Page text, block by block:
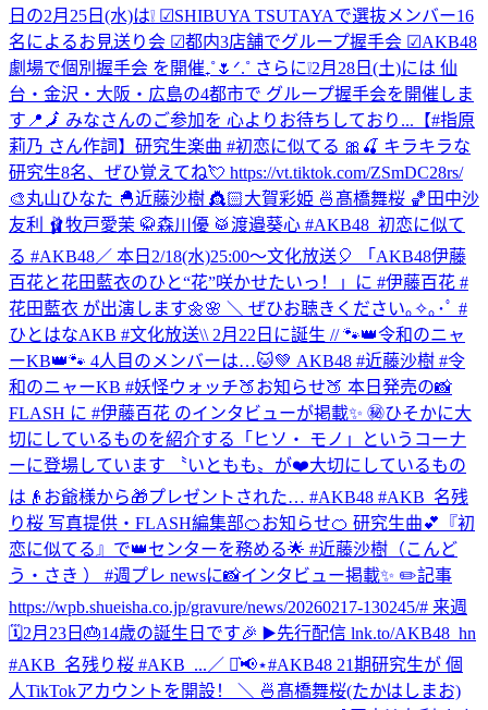
日の2月25日(水)は❕ ☑︎SHIBUYA TSUTAYAで選抜メンバー16
名によるお見送り会 ☑︎都内3店舗でグループ握手会 ☑︎AKB48
劇場で個別握手会 を開催₊˚🌷ᐟ.˚ さらに❕2月28日(土)には 仙
台・金沢・大阪・広島の4都市で グループ握手会を開催しま
す📍🗾 みなさんのご参加を 心よりお待ちしており... 【#指原
莉乃 さん作詞】研究生楽曲 #初恋に似てる 🎀🍒 キラキラな
研究生8名、ぜひ覚えてね💘 https://vt.tiktok.com/ZSmDC28rs/
🎨丸山ひなた 🐣近藤沙樹 👸🏻大賀彩姫 🍜髙橋舞桜 🏀田中沙
友利 🩰牧戸愛茉 🥋森川優 🥁渡邉葵心 #AKB48_初恋に似て
る #AKB48／ 本日2/18(水)25:00～文化放送🎈 「AKB48伊藤
百花と花田藍衣のひと“花”咲かせたいっ！」に #伊藤百花 #
花田藍衣 が出演します🌼🌸 ＼ ぜひお聴きください｡✧｡･ﾟ #
ひとはなAKB #文化放送\\ 2月22日に誕生 // 🐾👑令和のニャ
ーKB👑🐾 4人目のメンバーは…🐱💚 AKB48 #近藤沙樹 #令
和のニャーKB #妖怪ウォッチ🍑お知らせ🍑 本日発売の📸
FLASH に #伊藤百花 のインタビューが掲載✨ ㊙️ひそかに大
切にしているものを紹介する「ヒソ・ モノ」というコーナ
ーに登場しています 〝いともも〟が❤️大切にしているもの
は👴お爺様から🎁プレゼントされた… #AKB48 #AKB_名残
り桜 写真提供・FLASH編集部🍊お知らせ🍊 研究生曲💕『初
恋に似てる』で👑センターを務める🌟 #近藤沙樹（こんど
う・さき ） #週プレ newsに📸インタビュー掲載✨ ✏️記事
https://wpb.shueisha.co.jp/gravure/news/20260217-130245/# 来週
🗓2月23日🎂14歳の誕生日です🎉 ▶️先行配信 lnk.to/AKB48_hn
#AKB_名残り桜 #AKB_... ／ ⋆͛📢⋆#AKB48 21期研究生が 個
人TikTokアカウントを開設！ ＼ 🍜髙橋舞桜(たかはしまお)